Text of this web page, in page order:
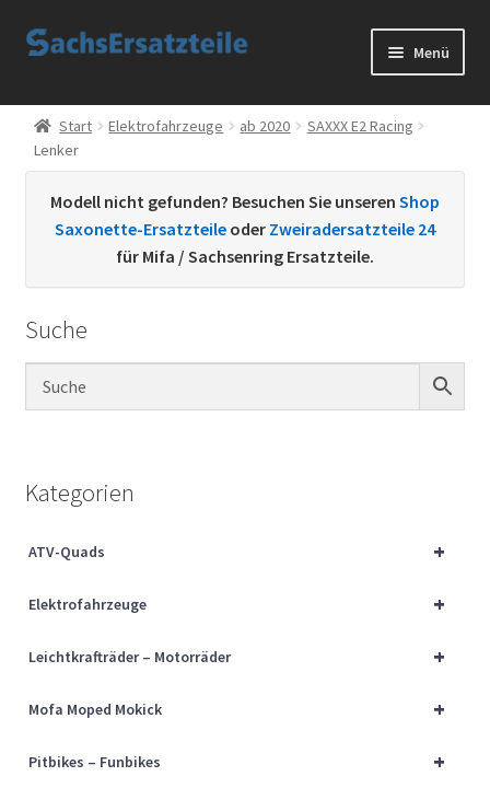
Zur
Zum
Menü
Start
AGB
Datenschutzerklärung
Kontakt
Sachs Ersatzteile
Über uns
Start Elektrofahrzeuge ab 2020
SAXXX E2 Racing
Lenker
Modell nicht gefunden? Besuchen Sie unseren Shop
Saxonette-Ersatzteile oder Zweiradersatzteile 24
für Mifa / Sachsenring Ersatzteile.
Suche
Kategorien
+
ATV-Quads
+
Elektrofahrzeuge
+
Leichtkrafträder – Motorräder
+
Mofa Moped Mokick
+
Pitbikes – Funbikes